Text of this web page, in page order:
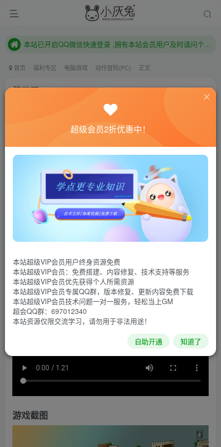
本站已开启QQ微信快速登录 ,拥有本站会员用户及时请问个人中心绑定！
本站已开启QQ微信快速登录 ,拥有本站会员用户及时请问个人中心绑定！
首页 福利专区 电脑游戏 动作冒险(PC) 正文
第三天/The Third Day
联网教程： 内附教程
单机教程： 内附教程
不懂的话联系客服！！！
本站的资源转载自国内外各大媒体和网络，仅供试玩体
验。如果您喜欢该游戏内容，请支持正版 →→→正版购买
游戏介绍
《第三天》是一款圣经科幻冒险游戏，我们必须通过一
游戏视频
游戏截图
超级会员2折优惠中！
本站超级VIP会员用户终身资源免费
本站超级VIP会员：免费搭建、内容修复、技术支持等服务
本站超级VIP会员优先获得个人所需资源
本站超级VIP会员专属QQ群，版本修复、更新内容免费下载
本站超级VIP会员技术问题一对一服务，轻松当上GM
超会QQ群：697012340
本站资源仅限交流学习，请勿用于非法用途！
自助开通 知道了